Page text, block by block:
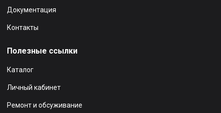
Документация
Контакты
Полезные ссылки
Каталог
Личный кабинет
Ремонт и обсуживание